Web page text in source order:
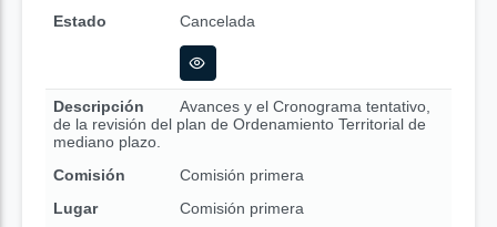
Estado
Cancelada
Descripción
Avances y el Cronograma tentativo,
de la revisión del plan de Ordenamiento Territorial de
mediano plazo.
Comisión
Comisión primera
Lugar
Comisión primera